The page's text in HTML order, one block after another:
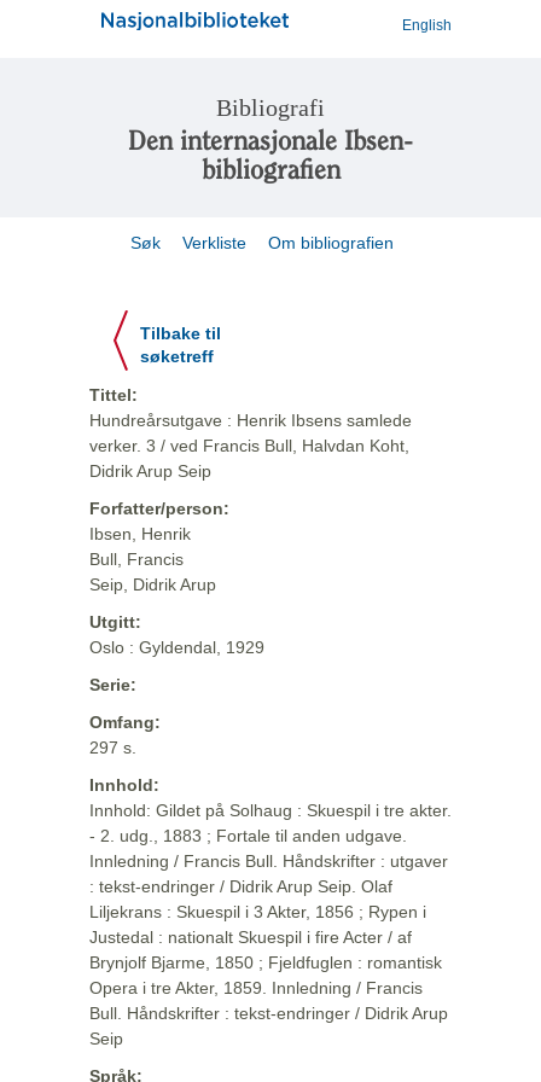
English
Bibliografi
Den internasjonale Ibsen-
bibliografien
Søk Verkliste Om bibliografien
Tilbake til
søketreff
Tittel:
Hundreårsutgave : Henrik Ibsens samlede
verker. 3 / ved Francis Bull, Halvdan Koht,
Didrik Arup Seip
Forfatter/person:
Ibsen, Henrik
Bull, Francis
Seip, Didrik Arup
Utgitt:
Oslo : Gyldendal, 1929
Serie:
Omfang:
297 s.
Innhold:
Innhold: Gildet på Solhaug : Skuespil i tre akter.
- 2. udg., 1883 ; Fortale til anden udgave.
Innledning / Francis Bull. Håndskrifter : utgaver
: tekst-endringer / Didrik Arup Seip. Olaf
Liljekrans : Skuespil i 3 Akter, 1856 ; Rypen i
Justedal : nationalt Skuespil i fire Acter / af
Brynjolf Bjarme, 1850 ; Fjeldfuglen : romantisk
Opera i tre Akter, 1859. Innledning / Francis
Bull. Håndskrifter : tekst-endringer / Didrik Arup
Seip
Språk: